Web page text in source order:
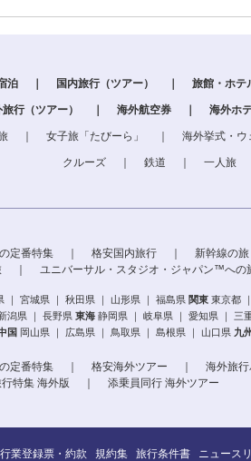
泊 ｜ 国内旅行（ツアー） ｜ 旅館・ホテ
行（ツアー） ｜ 海外航空券 ｜ 海外ホ
｜ 女子旅「たびーら」 ｜ 海外挙式・ウ
クルーズ ｜ 鉄道 ｜ 一人旅
定番特集 ｜ 格安国内旅行 ｜ 新幹線の旅
｜ ユニバーサル・スタジオ・ジャパン™への
｜ 宮城県 ｜ 秋田県 ｜ 山形県 ｜ 福島県 関東 東京都 ｜
潟県 ｜ 長野県 東海 静岡県 ｜ 岐阜県 ｜ 愛知県 ｜ 三
国 岡山県 ｜ 広島県 ｜ 鳥取県 ｜ 島根県 ｜ 山口県 九州
定番特集 ｜ 格安海外ツアー ｜
海外旅
特集 海外版 ｜ 添乗員同行 海外ツアー
業登録票・約款 規約集 旅行条件書 ニュース